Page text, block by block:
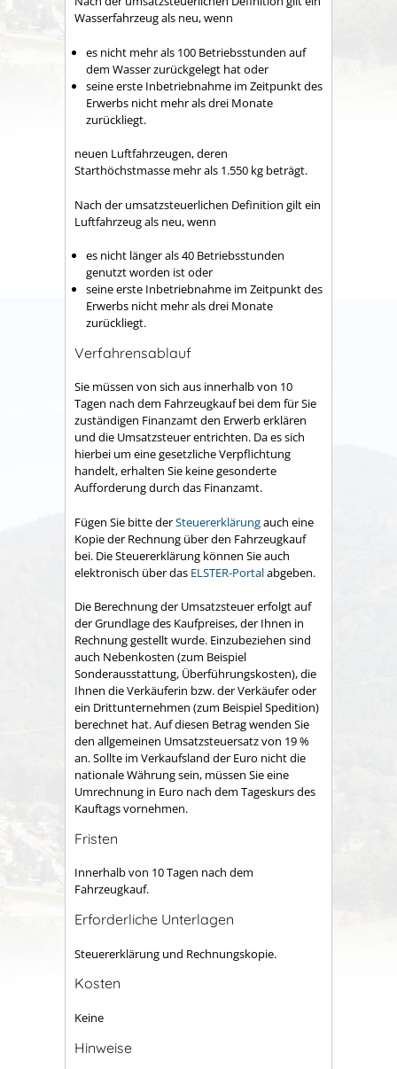
Wasserfahrzeug als neu, wenn
es nicht mehr als 100 Betriebsstunden auf
dem Wasser zurückgelegt hat oder
seine erste Inbetriebnahme im Zeitpunkt des
Erwerbs nicht mehr als drei Monate
zurückliegt.
neuen Luftfahrzeugen, deren
Starthöchstmasse mehr als 1.550 kg beträgt.
Nach der umsatzsteuerlichen Definition gilt ein
Luftfahrzeug als neu, wenn
es nicht länger als 40 Betriebsstunden
genutzt worden ist oder
seine erste Inbetriebnahme im Zeitpunkt des
Erwerbs nicht mehr als drei Monate
zurückliegt.
Verfahrensablauf
Sie müssen von sich aus innerhalb von 10
Tagen nach dem Fahrzeugkauf bei dem für Sie
zuständigen Finanzamt den Erwerb erklären
und die Umsatzsteuer entrichten. Da es sich
hierbei um eine gesetzliche Verpflichtung
handelt, erhalten Sie keine gesonderte
Aufforderung durch das Finanzamt.
Fügen Sie bitte derSteuererklärungauch eine
Kopie der Rechnung über den Fahrzeugkauf
bei. Die Steuererklärung können Sie auch
elektronisch über das ELSTER-Portalabgeben.
Die Berechnung der Umsatzsteuer erfolgt auf
der Grundlage des Kaufpreises, der Ihnen in
Rechnung gestellt wurde. Einzubeziehen sind
auch Nebenkosten (zum Beispiel
Sonderausstattung, Überführungskosten), die
Ihnen die Verkäuferin bzw. der Verkäufer oder
ein Drittunternehmen (zum Beispiel Spedition)
berechnet hat. Auf diesen Betrag wenden Sie
den allgemeinen Umsatzsteuersatz von 19 %
an. Sollte im Verkaufsland der Euro nicht die
nationale Währung sein, müssen Sie eine
Umrechnung in Euro nach dem Tageskurs des
Kauftags vornehmen.
Fristen
Innerhalb von 10 Tagen nach dem
Fahrzeugkauf.
Erforderliche Unterlagen
Steuererklärung und Rechnungskopie.
Kosten
Keine
Hinweise